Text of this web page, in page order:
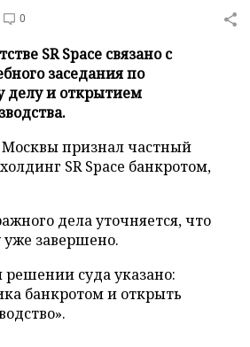
0
SR Space связано с
заседания по
делу и открытием
признал частный
SR Space банкротом,
дела уточняется, что
уже завершено.
суда указано:
банкротом и открыть